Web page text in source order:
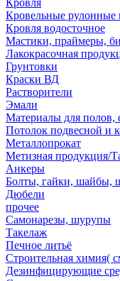
Кровля
Кровельные рулонные
Кровля водосточное
Мастики, праймеры,
Лакокрасочная
Грунтовки
Краски ВД
Растворители
Эмали
Материалы для полов,
Потолок подвесной и
Металлопрокат
Метизная продукция/
Анкеры
Болты, гайки, шайбы,
Дюбели
прочее
Самонарезы, шурупы
Такелаж
Печное литьё
Строительная химия(
Дезинфицирующие